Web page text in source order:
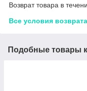
Возврат товара в
Все условия возврата
Подобные товары